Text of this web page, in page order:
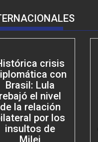
crisis
con
Brasil: Lula
el nivel
de la relación
por los
insultos de
Milei